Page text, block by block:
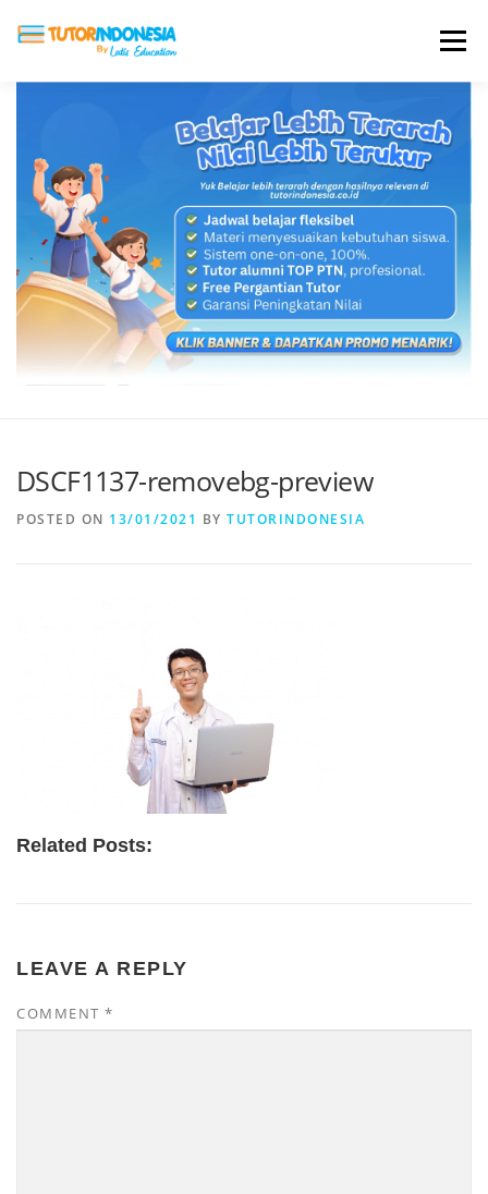
Menu
ABOUT US JADI PENGAJAR
BIAYA LES TESTIMONI PROFIL ALUMNI
BLOG DAFTAR SEKOLAH
DSCF1137-removebg-preview
POSTED ON 13/01/2021 BY TUTORINDONESIA
Related Posts:
LEAVE A REPLY
COMMENT *